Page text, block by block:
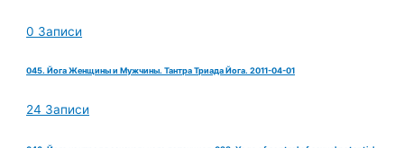
0 Записи
045. Йога Женщины и Мужчины. Тантра Триада Йога. 2011-04-01
24 Записи